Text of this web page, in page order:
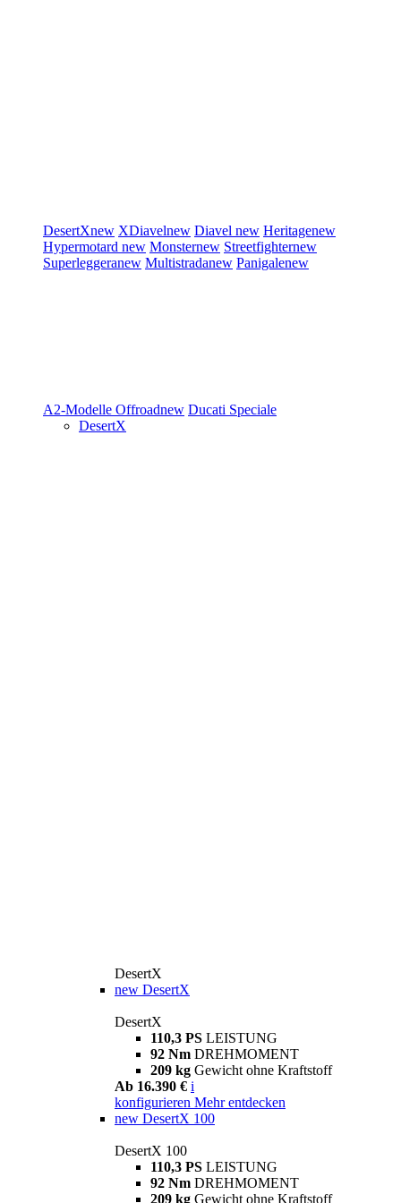
DesertXnew XDiavelnew Diavel new Heritagenew
Hypermotard new Monsternew Streetfighternew
Superleggeranew Multistradanew Panigalenew
A2-Modelle Offroadnew Ducati Speciale
DesertX
DesertX
new DesertX
DesertX
110,3 PS LEISTUNG
92 Nm DREHMOMENT
209 kg Gewicht ohne Kraftstoff
Ab 16.390 € i
konfigurieren Mehr entdecken
new DesertX 100
DesertX 100
110,3 PS LEISTUNG
92 Nm DREHMOMENT
209 kg Gewicht ohne Kraftstoff